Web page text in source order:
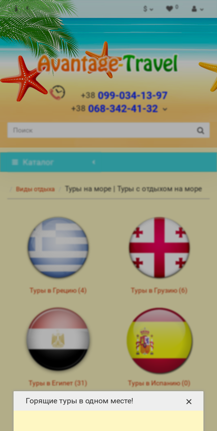
Горящие туры в одном месте! ×
$ 0
+38 099-034-13-97
+38 068-342-41-32
Каталог
Виды отдыха Туры на море | Туры с отдыхом на море
Туры в Грецию (4) Туры в Грузию (6)
Туры в Египет (31) Туры в Испанию (0)